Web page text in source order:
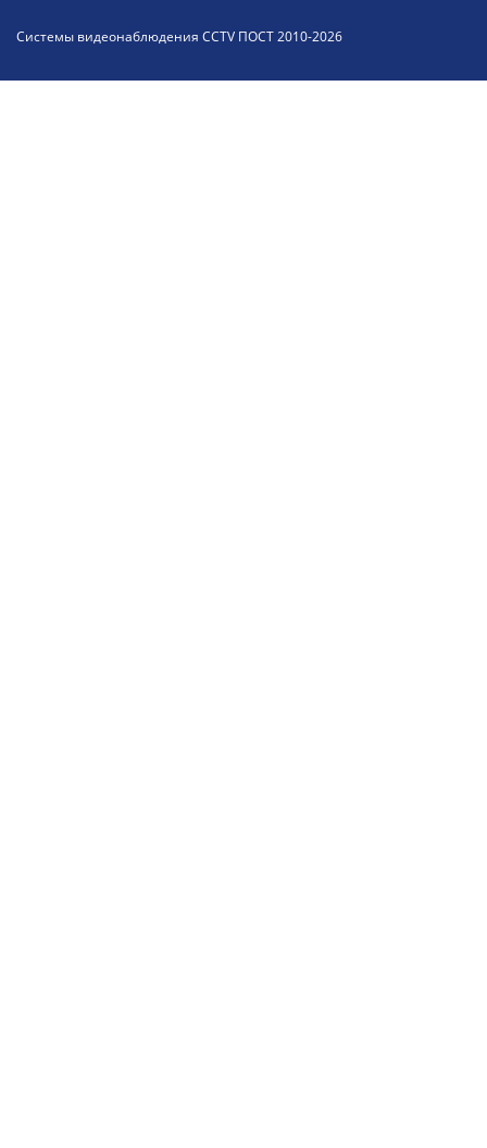
Системы видеонаблюдения CCTV ПОСТ 2010-2026